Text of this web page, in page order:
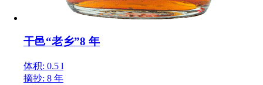
干邑“老乡”8 年
体积: 0.5 l
摘抄: 8 年